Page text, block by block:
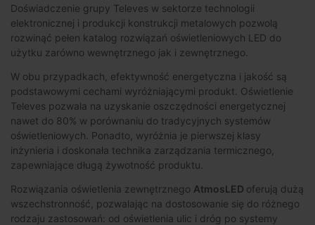
Doświadczenie grupy Televes w sektorze technologii
elektronicznej i produkcji konstrukcji metalowych pozwolą
rozwinąć pełen katalog rozwiązań oświetleniowych LED do
użytku zarówno wewnętrznego jak i zewnętrznego.
W obu przypadkach, efektywność energetyczna i jakość są
podstawowymi cechami wyróżniającymi produkt. Oświetlenie
Televes pozwala na uzyskanie oszczędności energetycznej
nawet do 80% w porównaniu do tradycyjnych systemów
oświetleniowych. Ponadto, wyróżnia je pierwszej klasy
inżynieria i doskonała technika zarządzania termicznego,
zapewniające długą żywotność produktu.
Rozwiązania oświetlenia zewnętrznego AtmosLED oferują dużą
wszechstronność, pozwalając na dostosowanie się do różnego
rodzaju zastosowań: od oświetlenia ulic i dróg po systemy